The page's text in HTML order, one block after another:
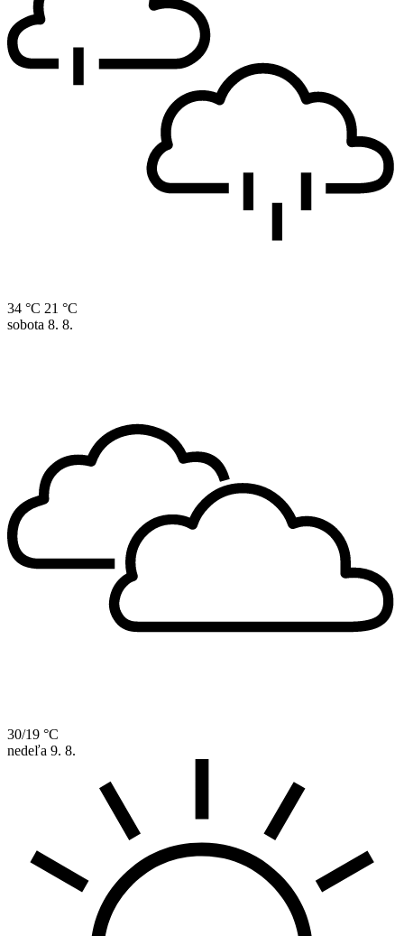
34 °C 21 °C
sobota 8. 8.
30/19 °C
nedeľa 9. 8.